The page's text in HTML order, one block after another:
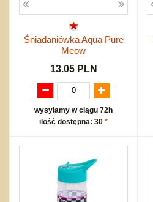
Śniadaniówka Aqua Pure
Meow
13.05 PLN
wysyłamy w ciągu 72h
ilość dostępna: 30 *